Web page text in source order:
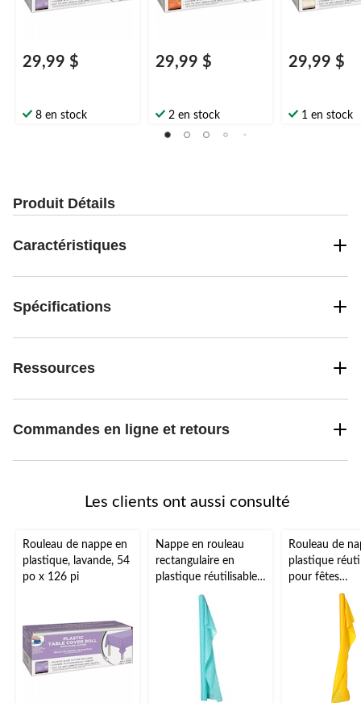
29,99 $
8 en stock
29,99 $
2 en stock
29,99 $
1 en stock
Produit Détails
Caractéristiques
Spécifications
Ressources
Commandes en ligne et retours
Les clients ont aussi consulté
Rouleau de nappe en
plastique, lavande, 54
po x 126 pi
Nappe en rouleau
rectangulaire en
plastique réutilisable,
très long, couleurs
variées, 40 x 250 pi,
pour Noël, Action de
grâce, jour de l'An,
anniversaire
Rouleau de
plastique
pour fêtes
d'anniversaire,
couleurs